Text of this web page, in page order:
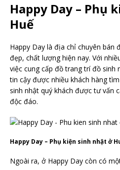
Happy Day – Phụ
Huế
Happy Day là địa chỉ chuyên bán
đẹp, chất lượng hiện nay. Với
việc cung cấp đồ trang trí đồ sinh
tin cậy được nhiều khách hàng
sinh nhật quý khách được tư vấn
độc đáo.
Happy Day – Phụ kiện sinh nhật ở
Ngoài ra, ở Happy Day còn có